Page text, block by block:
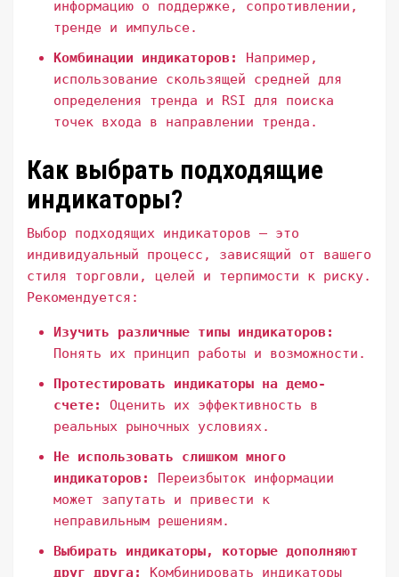
информацию о поддержке, сопротивлении,
тренде и импульсе.
Комбинации индикаторов:
Например,
использование скользящей средней для
определения тренда и RSI для поиска
точек входа в направлении тренда.
Как выбрать подходящие
индикаторы?
Выбор подходящих индикаторов – это
индивидуальный процесс, зависящий от вашего
стиля торговли, целей и терпимости к риску.
Рекомендуется:
Изучить различные типы индикаторов:
Понять их принцип работы и возможности.
Протестировать индикаторы на демо-
счете:
Оценить их эффективность в
реальных рыночных условиях.
Не использовать слишком много
индикаторов:
Переизбыток информации
может запутать и привести к
неправильным решениям.
Выбирать индикаторы, которые дополняют
друг друга:
Комбинировать индикаторы